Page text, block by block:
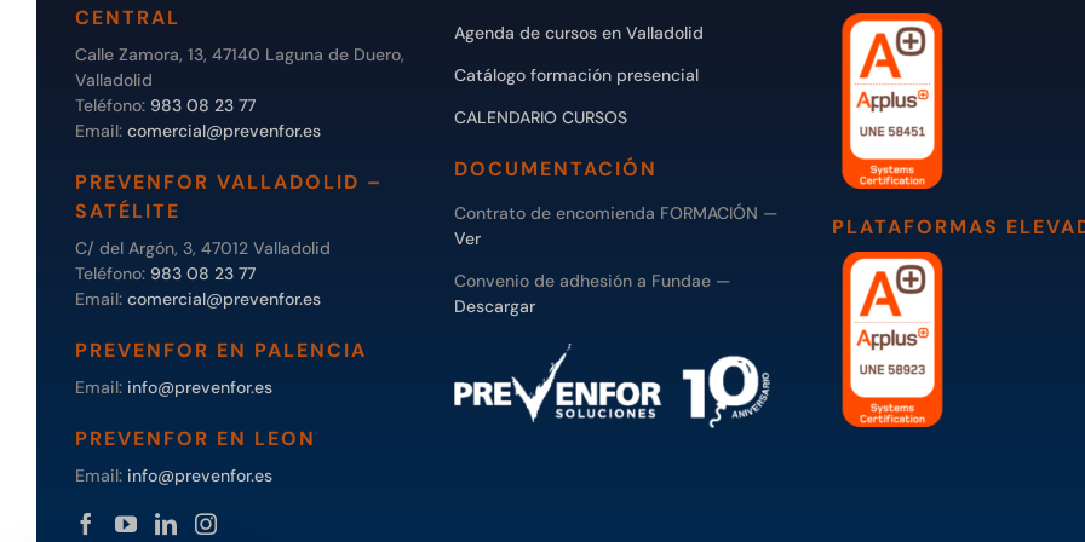
CENTRAL
Calle Zamora, 13, 47140 Laguna de Duero,
Valladolid
Teléfono: 983 08 23 77
Email: comercial@prevenfor.es
PREVENFOR VALLADOLID –
SATÉLITE
C/ del Argón, 3, 47012 Valladolid
Teléfono: 983 08 23 77
Email: comercial@prevenfor.es
PREVENFOR EN PALENCIA
Email: info@prevenfor.es
PREVENFOR EN LEON
Email: info@prevenfor.es
Agenda de cursos en Valladolid
Catálogo formación presencial
CALENDARIO CURSOS
DOCUMENTACIÓN
Contrato de encomienda FORMACIÓN —
Ver
Convenio de adhesión a Fundae —
Descargar
PLATAFORMAS